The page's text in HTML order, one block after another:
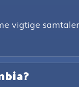
vigtige